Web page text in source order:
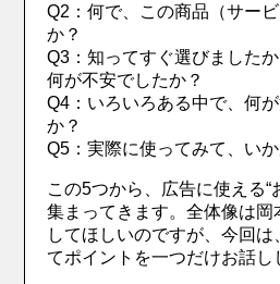
Q2：何で、この商品（サー
か？
Q3：知ってすぐ選びました
何が不安でしたか？
Q4：いろいろある中で、何
か？
Q5：実際に使ってみて、い
この5つから、広告に使える“
集まってきます。全体像は岡
してほしいのですが、今回
てポイントを一つだけお話し